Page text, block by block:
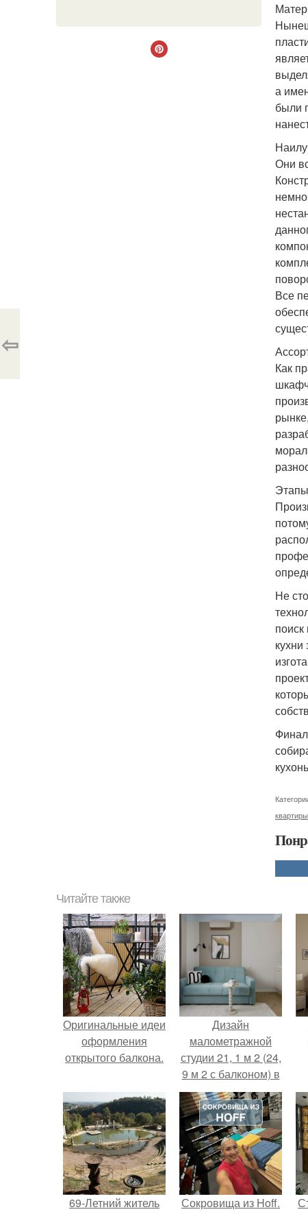
а
были
Они
Все
Как
Не
квартиры
⇦
Читайте также
Оригинальные идеи
оформления
открытого балкона.
Дизайн
малометражной
студии 21, 1 м 2 (24,
9 м 2 с балконом) в
Краснодаре.
69-Летний житель
Сокровища из Hoff.